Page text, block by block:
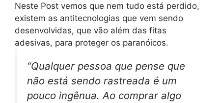
Neste Post vemos que nem tudo está perdido,
existem as antitecnologias que vem sendo
desenvolvidas, que vão além das fitas
adesivas, para proteger os paranóicos.
“Qualquer pessoa que pense que
não está sendo rastreada é um
pouco ingênua. Ao comprar algo